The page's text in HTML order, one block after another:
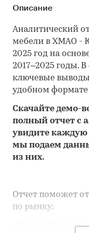
Описание
Аналитический
мебели в ХМАО -
2025 год на
2017–2025 годы.
ключевые
удобном формате
Скачайте демо-
полный отчет с
увидите каждую
мы подаем
из них.
Отчет поможет
по рынку:
• Каков объем